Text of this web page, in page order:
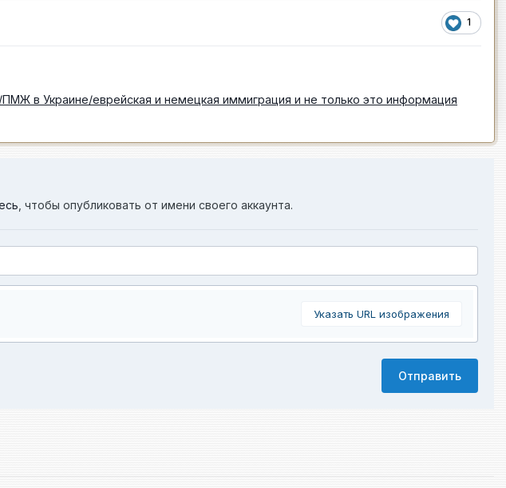
1
в Украине/еврейская и немецкая иммиграция и не только это информация
, чтобы опубликовать от имени своего аккаунта.
Указать URL изображения
Отправить